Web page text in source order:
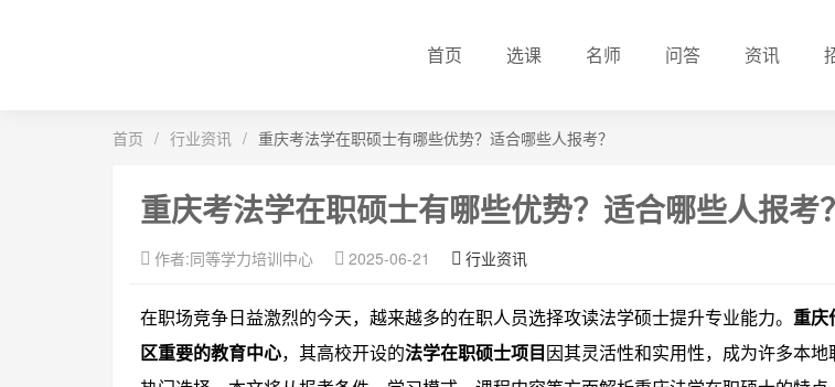
首页 选课 名师 问答 资讯
首页 / 行业资讯 / 重庆考法学在职硕士有哪些优势？适合哪些人报考？
重庆考法学在职硕士有哪些优势？适合哪些人报考？
作者:同等学力培训中心 2025-06-21 行业资讯
在职场竞争日益激烈的今天，越来越多的在职人员选择攻读法学硕士提升专业能力。 重庆
区重要的教育中心，其高校开设的法学在职硕士项目 因其灵活性和实用性，成为许多本地